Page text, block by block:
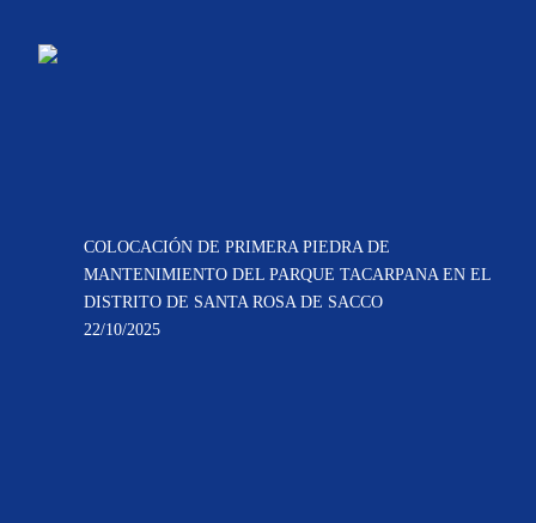
COLOCACIÓN DE PRIMERA PIEDRA DE
MANTENIMIENTO DEL PARQUE TACARPANA EN EL
DISTRITO DE SANTA ROSA DE SACCO
22/10/2025